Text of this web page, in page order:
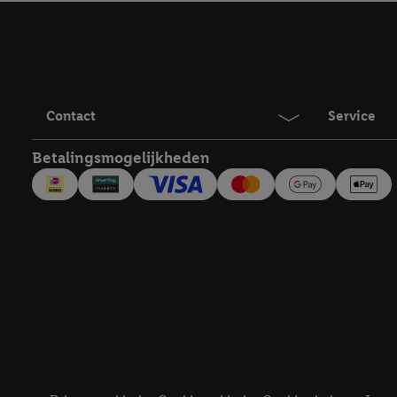
Contact Service
Betalingsmogelijkheden
Door op "Akkoord" te
inclusief over de